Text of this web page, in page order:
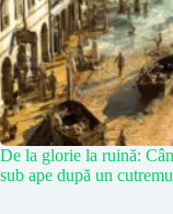
De la glorie la ruină:
sub ape după un